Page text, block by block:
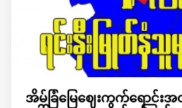
အိမ်ခြံမြေဈေးကွက်ရောင်းအ